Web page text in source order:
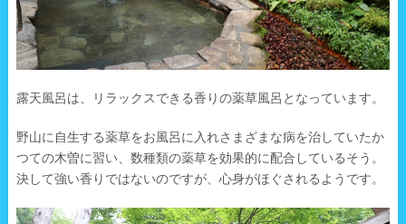
露天風呂は、リラックスできる香りの薬草風呂となっています。
野山に自生する薬草をお風呂に入れさまざまな病を治していたか
つての木曽に習い、数種類の薬草を効果的に配合しているそう。
決して強い香りではないのですが、心身がほぐされるようです。